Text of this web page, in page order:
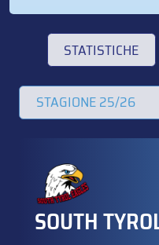
STATISTICHE
SOUTH